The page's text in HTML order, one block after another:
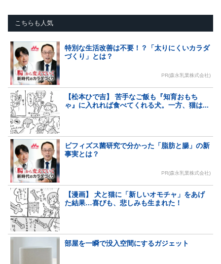
こちらも人気
特別な生活改善は不要！？「太りにくいカラダ
づくり」とは？
PR(森永乳業株式会社)
【松本ひで吉】 苦手なご飯も『知育おもち
ゃ』に入れれば食べてくれる犬。一方、猫は...
ビフィズス菌研究で分かった「脂肪と腸」の新
事実とは？
PR(森永乳業株式会社)
【漫画】 犬と猫に「新しいオモチャ」をあげ
た結果…喜びも、悲しみも生まれた！
部屋を一瞬で没入空間にするガジェット